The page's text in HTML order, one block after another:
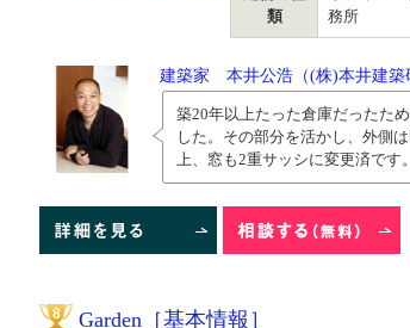
類
務所
建築家 本井公浩（(株)本井建築
築20年以上たった倉庫だったた
した。その部分を活かし、外側
上、窓も2重サッシに変更済です
8 Garden［基本情報］